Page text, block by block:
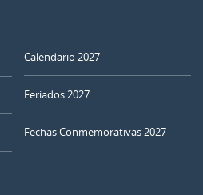
Calendario 2027
Feriados 2027
Fechas Conmemorativas 2027